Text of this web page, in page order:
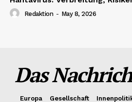
Redaktion - May 8, 2026
Das
Europa Gesellschaft